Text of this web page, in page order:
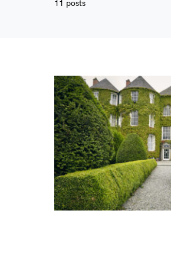
11 posts